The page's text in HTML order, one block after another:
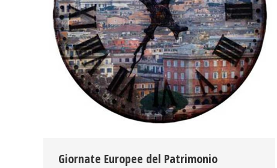
Giornate Europee del Patrimonio